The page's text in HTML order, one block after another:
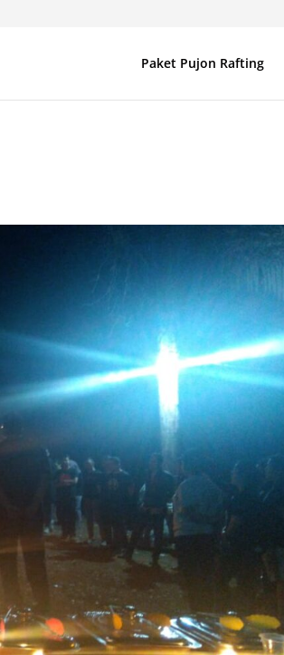
Paket Pujon Rafting